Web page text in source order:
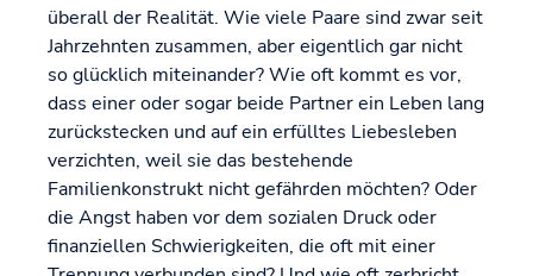
überall der Realität. Wie viele Paare sind zwar seit
Jahrzehnten zusammen, aber eigentlich gar nicht
so glücklich miteinander? Wie oft kommt es vor,
dass einer oder sogar beide Partner ein Leben lang
zurückstecken und auf ein erfülltes Liebesleben
verzichten, weil sie das bestehende
Familienkonstrukt nicht gefährden möchten? Oder
die Angst haben vor dem sozialen Druck oder
finanziellen Schwierigkeiten, die oft mit einer